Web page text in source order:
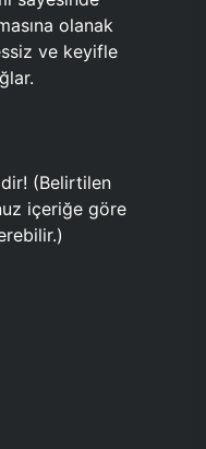
olanak
ve keyifle
(Belirtilen
içeriğe göre